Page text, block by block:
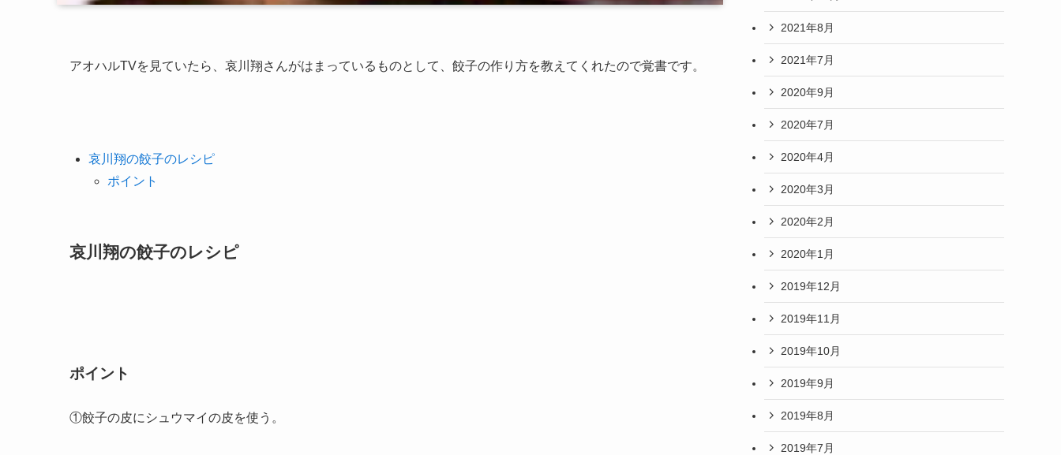
アオハルTVを見ていたら、哀川翔さんがはまっているものとして、餃子の作り方を教えてくれたので覚書です。
哀川翔の餃子のレシピ
ポイント
哀川翔の餃子のレシピ
ポイント
①餃子の皮にシュウマイの皮を使う。
2021年8月
2021年7月
2020年9月
2020年7月
2020年4月
2020年3月
2020年2月
2020年1月
2019年12月
2019年11月
2019年10月
2019年9月
2019年8月
2019年7月